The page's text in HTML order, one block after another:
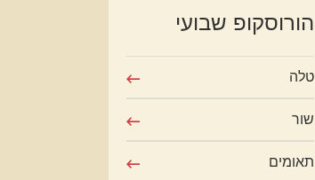
הורוסקופ שבועי
טלה
שור
תאומים